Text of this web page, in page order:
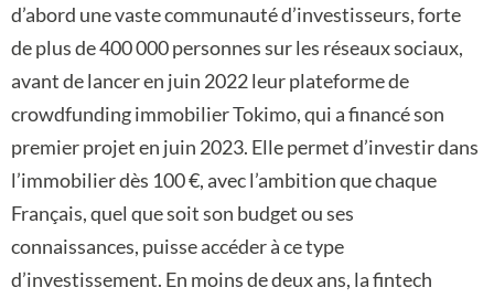
d’abord une vaste communauté d’investisseurs, forte
de plus de 400 000 personnes sur les réseaux sociaux,
avant de lancer en juin 2022 leur plateforme de
crowdfunding immobilier Tokimo, qui a financé son
premier projet en juin 2023. Elle permet d’investir dans
l’immobilier dès 100 €, avec l’ambition que chaque
Français, quel que soit son budget ou ses
connaissances, puisse accéder à ce type
d’investissement. En moins de deux ans, la fintech